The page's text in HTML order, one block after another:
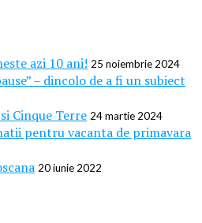
azi 10 ani! 25 noiembrie 2024
– dincolo de a fi un subiect
Cinque Terre 24 martie 2024
pentru vacanta de primavara
20 iunie 2022